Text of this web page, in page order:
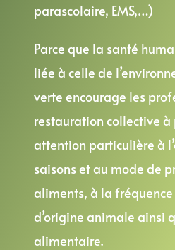
parascolaire, EMS,…)
Parce que la santé
liée à celle de
verte encourage les
restauration collective à
attention particulière à
saisons et au mode de
aliments, à la
d’origine animale ainsi
alimentaire.